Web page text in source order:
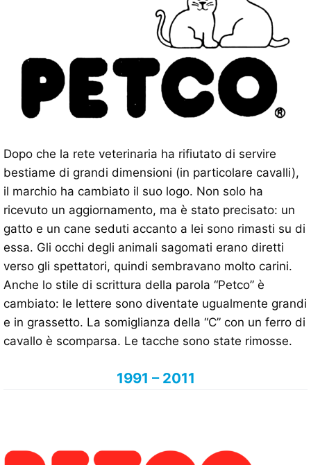
Dopo che la rete veterinaria ha rifiutato di servire
bestiame di grandi dimensioni (in particolare cavalli),
il marchio ha cambiato il suo logo. Non solo ha
ricevuto un aggiornamento, ma è stato precisato: un
gatto e un cane seduti accanto a lei sono rimasti su di
essa. Gli occhi degli animali sagomati erano diretti
verso gli spettatori, quindi sembravano molto carini.
Anche lo stile di scrittura della parola “Petco” è
cambiato: le lettere sono diventate ugualmente grandi
e in grassetto. La somiglianza della “C” con un ferro di
cavallo è scomparsa. Le tacche sono state rimosse.
1991 – 2011